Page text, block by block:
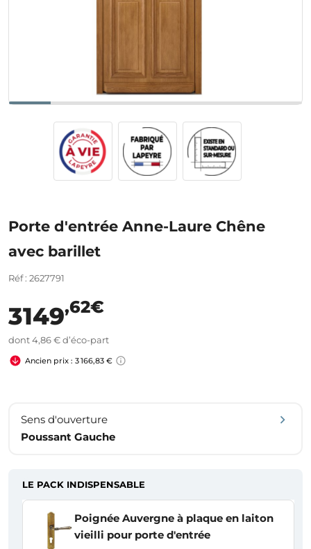
Porte d'entrée Anne-Laure Chêne
avec barillet
Réf : 2627791
3149,62€
dont 4,86 € d’éco-part
Ancien prix : 3 166,83 €
Sens d'ouverture
Poussant Gauche
LE PACK INDISPENSABLE
Poignée Auvergne à plaque en laiton
vieilli pour porte d'entrée